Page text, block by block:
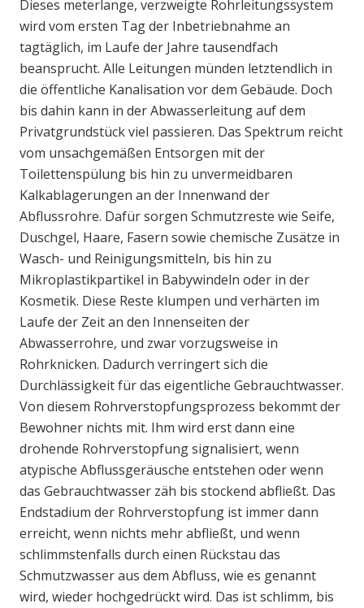
Dieses meterlange, verzweigte Rohrleitungssystem
wird vom ersten Tag der Inbetriebnahme an
tagtäglich, im Laufe der Jahre tausendfach
beansprucht. Alle Leitungen münden letztendlich in
die öffentliche Kanalisation vor dem Gebäude. Doch
bis dahin kann in der Abwasserleitung auf dem
Privatgrundstück viel passieren. Das Spektrum reicht
vom unsachgemäßen Entsorgen mit der
Toilettenspülung bis hin zu unvermeidbaren
Kalkablagerungen an der Innenwand der
Abflussrohre. Dafür sorgen Schmutzreste wie Seife,
Duschgel, Haare, Fasern sowie chemische Zusätze in
Wasch- und Reinigungsmitteln, bis hin zu
Mikroplastikpartikel in Babywindeln oder in der
Kosmetik. Diese Reste klumpen und verhärten im
Laufe der Zeit an den Innenseiten der
Abwasserrohre, und zwar vorzugsweise in
Rohrknicken. Dadurch verringert sich die
Durchlässigkeit für das eigentliche Gebrauchtwasser.
Von diesem Rohrverstopfungsprozess bekommt der
Bewohner nichts mit. Ihm wird erst dann eine
drohende Rohrverstopfung signalisiert, wenn
atypische Abflussgeräusche entstehen oder wenn
das Gebrauchtwasser zäh bis stockend abfließt. Das
Endstadium der Rohrverstopfung ist immer dann
erreicht, wenn nichts mehr abfließt, und wenn
schlimmstenfalls durch einen Rückstau das
Schmutzwasser aus dem Abfluss, wie es genannt
wird, wieder hochgedrückt wird. Das ist schlimm, bis